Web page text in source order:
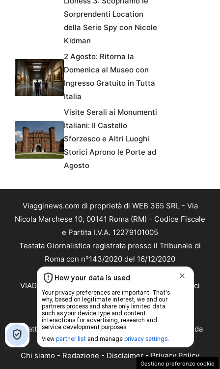
Sorprendenti Location
della Serie Spy con Nicole
Kidman
2 Agosto: Ritorna la
Domenica al Museo con
Ingresso Gratuito in Tutta
Italia
Visite Serali ai Monumenti
Italiani: Il Castello
Sforzesco e Altri Luoghi
Storici Aprono le Porte ad
Agosto
Viagginews.com di proprietà di WEB 365 SRL - Via
Nicola Marchese 10, 00141 Roma (RM) - Codice Fiscale
e Partita I.V.A. 12279101005
Testata Giornalistica registrata presso il Tribunale di
Roma con n°143/2020 del 16/12/2020
Copyright ©2026 - Tutti i diritti riservati -
VIAGGINEWS.COM è marchio registrato -
Contattaci
Le attività pubblicitarie su questo sito sono gestite da
theCoreAdv
Chi siamo - Redazione - Disclaimer-Privacy Policy
Gestione preferenze cookie